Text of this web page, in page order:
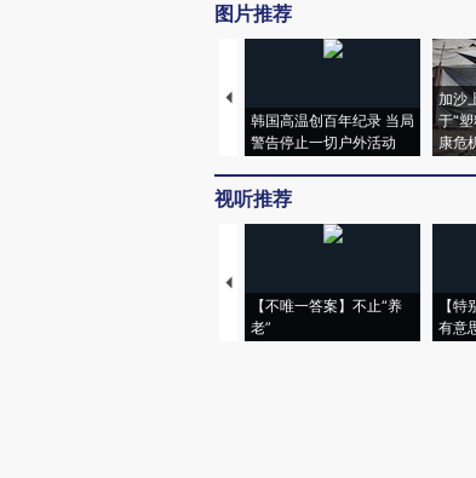
图片推荐
韩国高温创百年纪录 当局
警告停止一切户外活动
加沙
于“
康危
视听推荐
【不唯一答案】不止“养
老”
【
有意